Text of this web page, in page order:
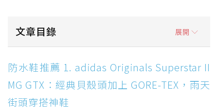
文章目錄 展開
防水鞋推薦 1. adidas Originals Superstar II
MG GTX：經典貝殼頭加上 GORE-TEX，雨天街
頭穿搭神鞋
防水鞋推薦 2. New Balance Hierro v9 GORE-
防水鞋推薦 1. adidas Originals Superstar II
MG GTX：經典貝殼頭加上 GORE-TEX，雨天
街頭穿搭神鞋